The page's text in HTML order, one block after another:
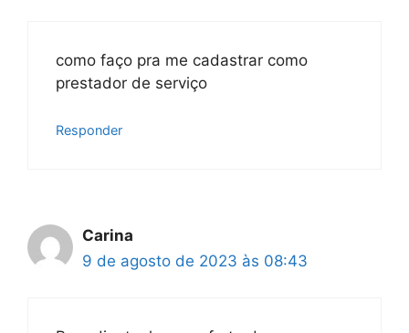
como faço pra me cadastrar como
prestador de serviço
Responder
Carina
9 de agosto de 2023 às 08:43